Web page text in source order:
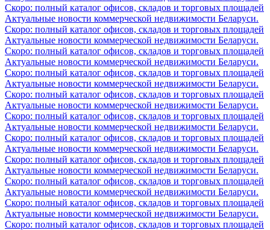
Скоро: полный каталог офисов, складов и торговых площадей
Актуальные новости коммерческой недвижимости Беларуси.
Скоро: полный каталог офисов, складов и торговых площадей
Актуальные новости коммерческой недвижимости Беларуси.
Скоро: полный каталог офисов, складов и торговых площадей
Актуальные новости коммерческой недвижимости Беларуси.
Скоро: полный каталог офисов, складов и торговых площадей
Актуальные новости коммерческой недвижимости Беларуси.
Скоро: полный каталог офисов, складов и торговых площадей
Актуальные новости коммерческой недвижимости Беларуси.
Скоро: полный каталог офисов, складов и торговых площадей
Актуальные новости коммерческой недвижимости Беларуси.
Скоро: полный каталог офисов, складов и торговых площадей
Актуальные новости коммерческой недвижимости Беларуси.
Скоро: полный каталог офисов, складов и торговых площадей
Актуальные новости коммерческой недвижимости Беларуси.
Скоро: полный каталог офисов, складов и торговых площадей
Актуальные новости коммерческой недвижимости Беларуси.
Скоро: полный каталог офисов, складов и торговых площадей
Актуальные новости коммерческой недвижимости Беларуси.
Скоро: полный каталог офисов, складов и торговых площадей